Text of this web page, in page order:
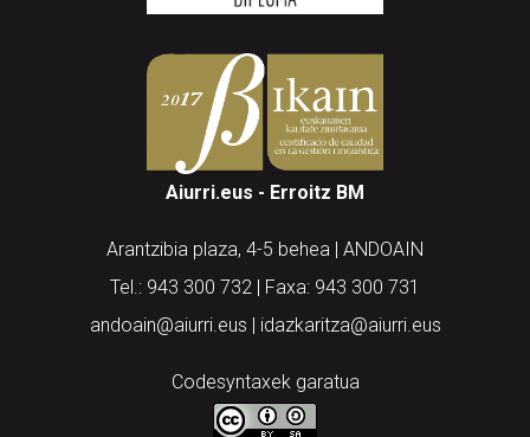
Aiurri.eus - Erroitz BM
Arantzibia plaza, 4-5 behea | ANDOAIN
Tel.: 943 300 732 | Faxa: 943 300 731
andoain@aiurri.eus | idazkaritza@aiurri.eus
Codesyntaxek garatua